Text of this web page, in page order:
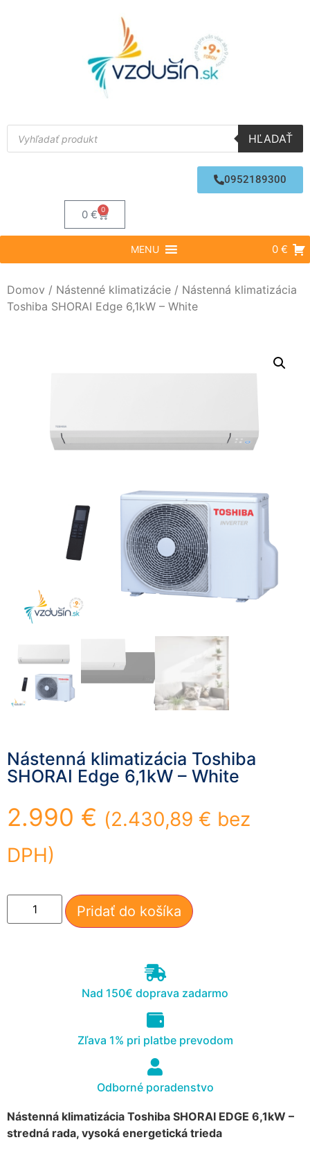
HĽADAŤ
0952189300
0€ 0
MENU 0 €
Domov / Nástenné klimatizácie / Nástenná klimatizácia
Toshiba SHORAI Edge 6,1kW – White
Nástenná klimatizácia Toshiba
SHORAI Edge 6,1kW – White
2.990 € (2.430,89 € bez
DPH)
Pridať do košíka
Nad 150€ doprava zadarmo
Zľava 1% pri platbe prevodom
Odborné poradenstvo
Nástenná klimatizácia Toshiba SHORAI EDGE 6,1kW –
stredná rada, vysoká energetická trieda
voliteľné. Sú
potrebné pre
fungovanie
webovej
stránky.
funkčnosť
a štruktúru
webovej
stránky na
webovej
stránky.
Používateľská
during your
visit. If you
refuse these
Marketing
Aby naša
návštevy
čo
najlepšie.